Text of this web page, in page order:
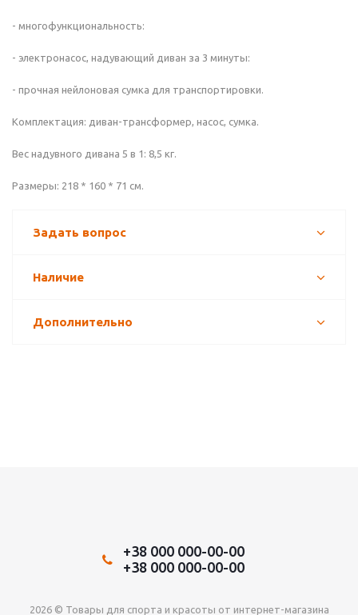
- многофункциональность:
- электронасос, надувающий диван за 3 минуты:
- прочная нейлоновая сумка для транспортировки.
Комплектация: диван-трансформер, насос, сумка.
Вес надувного дивана 5 в 1: 8,5 кг.
Размеры: 218 * 160 * 71 см.
Задать вопрос
Наличие
Дополнительно
+38 000 000-00-00
+38 000 000-00-00
2026 © Товары для спорта и красоты от интернет-магазина